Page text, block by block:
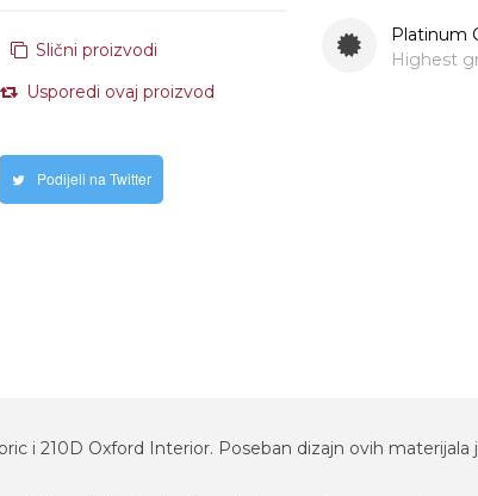
Slični proizvodi
Usporedi ovaj proizvod
Podijeli na Twitter
Platinum
Highest
i 210D Oxford Interior. Poseban dizajn ovih materijala